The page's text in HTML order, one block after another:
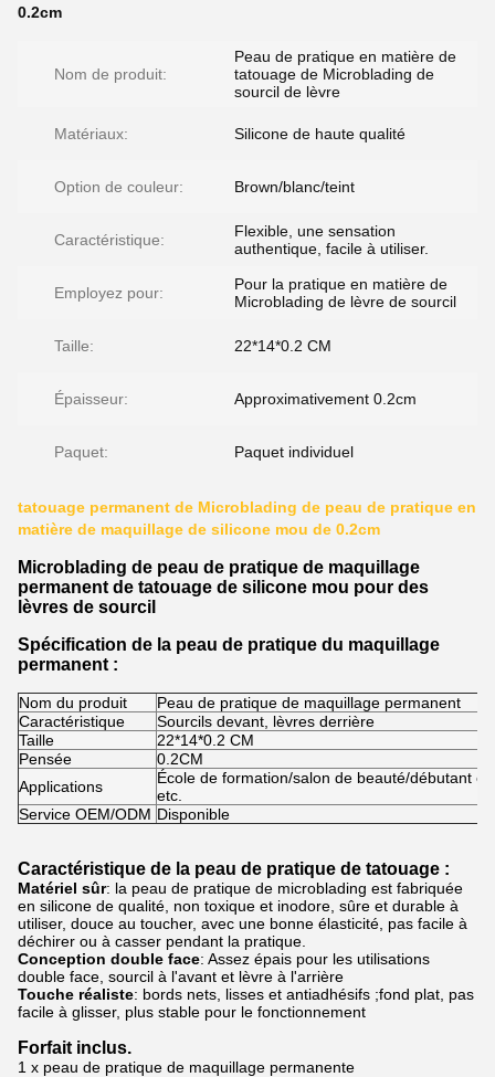
0.2cm
Nom de produit:
Peau de pratique en matière de
tatouage de Microblading de
sourcil de lèvre
Matériaux: Silicone de haute qualité
Option de couleur: Brown/blanc/teint
Caractéristique:
Flexible, une sensation
authentique, facile à utiliser.
Employez pour:
Pour la pratique en matière de
Microblading de lèvre de sourcil
Taille: 22*14*0.2 CM
Épaisseur: Approximativement 0.2cm
Paquet: Paquet individuel
tatouage permanent de Microblading de peau de pratique en
matière de maquillage de silicone mou de 0.2cm
Microblading de peau de pratique de maquillage
permanent de tatouage de silicone mou pour des
lèvres de sourcil
Spécification de la peau de pratique du maquillage
permanent :
Nom du produit
Peau de pratique de maquillage permanent
Caractéristique
Sourcils devant, lèvres derrière
Taille
22*14*0.2 CM
Pensée
0.2CM
Applications
École de formation/salon de beauté/débutant
etc.
Service OEM/ODM Disponible
Caractéristique de la peau de pratique de tatouage :
Matériel sûr: la peau de pratique de microblading est fabriquée
en silicone de qualité, non toxique et inodore, sûre et durable à
utiliser, douce au toucher, avec une bonne élasticité, pas facile à
déchirer ou à casser pendant la pratique.
Conception double face: Assez épais pour les utilisations
double face, sourcil à l'avant et lèvre à l'arrière
Touche réaliste: bords nets, lisses et antiadhésifs ;fond plat, pas
facile à glisser, plus stable pour le fonctionnement
Forfait inclus.
1 x peau de pratique de maquillage permanente